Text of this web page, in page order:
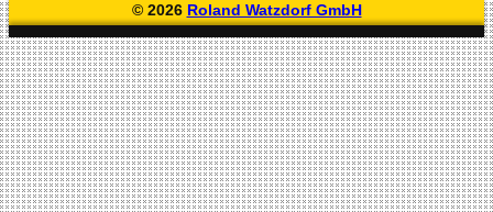
© 2026 Roland Watzdorf GmbH